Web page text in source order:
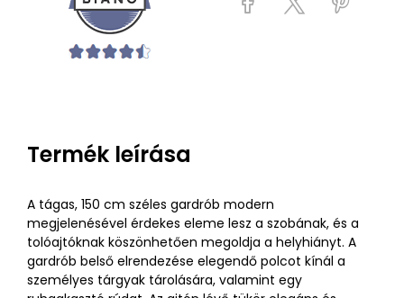
Termék leírása
A tágas, 150 cm széles gardrób modern
megjelenésével érdekes eleme lesz a szobának, és a
tolóajtóknak köszönhetően megoldja a helyhiányt. A
gardrób belső elrendezése elegendő polcot kínál a
személyes tárgyak tárolására, valamint egy